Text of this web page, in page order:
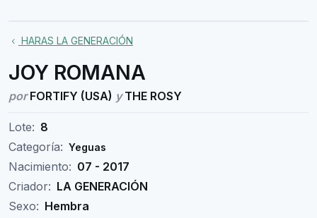
HARAS LA GENERACIÓN
JOY ROMANA
porFORTIFY (USA) yTHE ROSY
Lote: 8
Categoría: Yeguas
Nacimiento: 07 - 2017
Criador: LA GENERACIÓN
Sexo: Hembra